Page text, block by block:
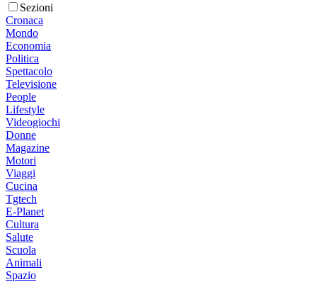
Sezioni
Cronaca
Mondo
Economia
Politica
Spettacolo
Televisione
People
Lifestyle
Videogiochi
Donne
Magazine
Motori
Viaggi
Cucina
Tgtech
E-Planet
Cultura
Salute
Scuola
Animali
Spazio